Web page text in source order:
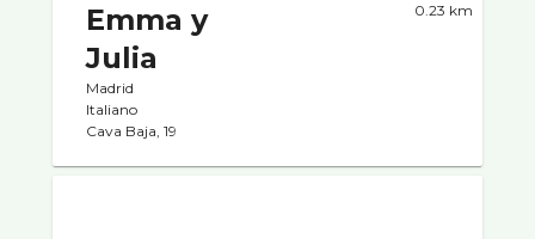
Emma y
Julia
Madrid
Italiano
Cava Baja, 19
0.23 km